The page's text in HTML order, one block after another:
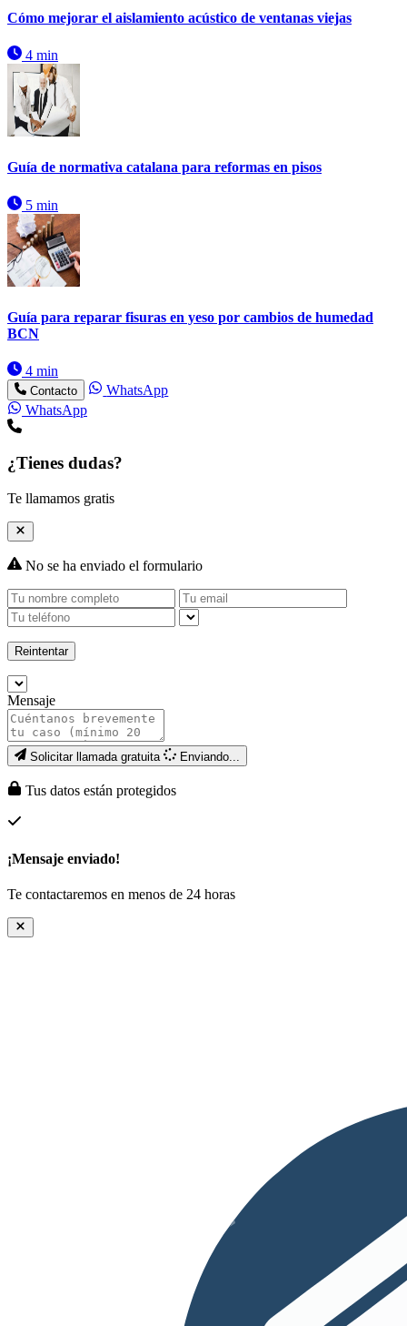
Cómo mejorar el aislamiento acústico de ventanas viejas
4 min
Guía de normativa catalana para reformas en pisos
5 min
Guía para reparar fisuras en yeso por cambios de humedad
BCN
4 min
Contacto
WhatsApp
WhatsApp
¿Tienes dudas?
Te llamamos gratis
No se ha enviado el formulario
Reintentar
Mensaje
Solicitar llamada gratuita Enviando...
Tus datos están protegidos
¡Mensaje enviado!
Te contactaremos en menos de 24 horas